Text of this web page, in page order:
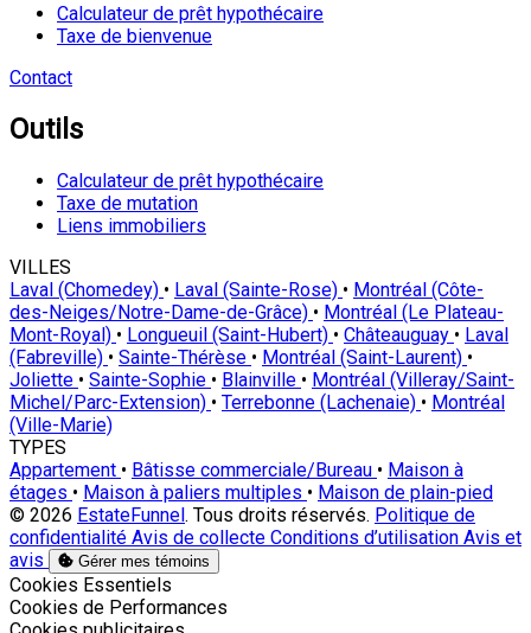
Calculateur de prêt hypothécaire
Taxe de bienvenue
Contact
Outils
Calculateur de prêt hypothécaire
Taxe de mutation
Liens immobiliers
VILLES
Laval (Chomedey) • Laval (Sainte-Rose) • Montréal (Côte-
des-Neiges/Notre-Dame-de-Grâce) • Montréal (Le Plateau-
Mont-Royal) • Longueuil (Saint-Hubert) • Châteauguay • Laval
(Fabreville) • Sainte-Thérèse • Montréal (Saint-Laurent) •
Joliette • Sainte-Sophie • Blainville • Montréal (Villeray/Saint-
Michel/Parc-Extension) • Terrebonne (Lachenaie) • Montréal
(Ville-Marie)
TYPES
Appartement • Bâtisse commerciale/Bureau • Maison à
étages • Maison à paliers multiples • Maison de plain-pied
© 2026 EstateFunnel. Tous droits réservés. Politique de
confidentialité Avis de collecte Conditions d’utilisation Avis et
avis
Gérer mes témoins
Activer
Cookies Essentiels
Activer
Cookies de Performances
Activer